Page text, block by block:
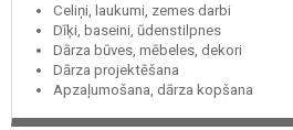
Celiņi, laukumi, zemes darbi
Dīķi, baseini, ūdenstilpnes
Dārza būves, mēbeles, dekori
Dārza projektēšana
Apzaļumošana, dārza kopšana